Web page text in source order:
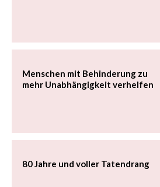
Menschen mit Behinderung zu
mehr Unabhängigkeit verhelfen
80 Jahre und voller Tatendrang